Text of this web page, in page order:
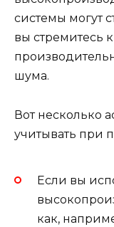
системы могут
вы стремитесь
шума.
Вот несколько
учитывать при
Если вы
как,